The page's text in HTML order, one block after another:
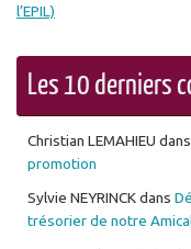
l’EPIL)
Les 10 derniers
Christian LEMAHIEU dans
promotion
Sylvie NEYRINCKdans
trésorier de notre